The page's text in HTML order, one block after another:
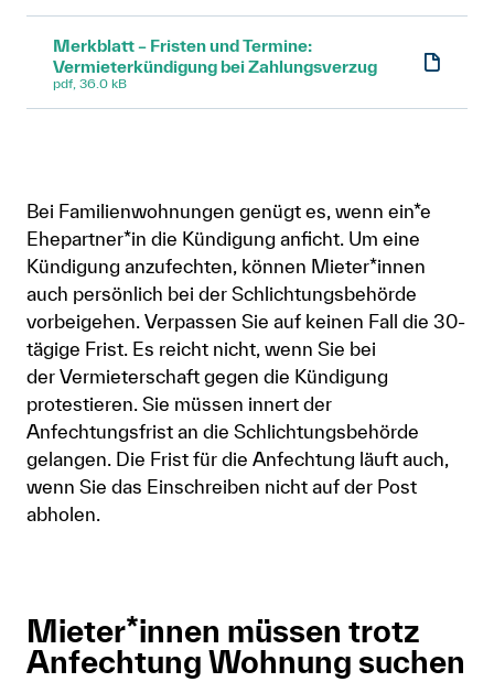
Merkblatt – Fristen und Termine:
Vermieterkündigung bei Zahlungsverzug
pdf, 36.0 kB
Bei Familienwohnungen genügt es, wenn ein*e
Ehepartner*in die Kündigung anficht. Um eine
Kündigung anzufechten, können Mieter*innen
auch persönlich bei der Schlichtungsbehörde
vorbeigehen. Verpassen Sie auf keinen Fall die 30-
tägige Frist. Es reicht nicht, wenn Sie bei
der Vermieterschaft gegen die Kündigung
protestieren. Sie müssen innert der
Anfechtungsfrist an die Schlichtungsbehörde
gelangen. Die Frist für die Anfechtung läuft auch,
wenn Sie das Einschreiben nicht auf der Post
abholen.
Mieter*innen müssen trotz
Anfechtung Wohnung suchen